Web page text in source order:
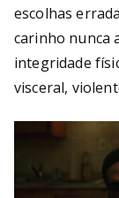
escolhas
carinho nunca
integridade
visceral,